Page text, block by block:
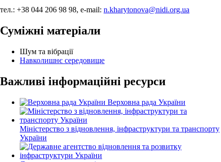
тел.: +38 044 206 98 98, e-mail: n.kharytonova@nidi.org.ua
Суміжні матеріали
Шум та вібрації
Навколишнє середовище
Важливі інформаційні ресурси
Верховна рада України
Міністерство з відновлення, інфраструктури та транспорту
України